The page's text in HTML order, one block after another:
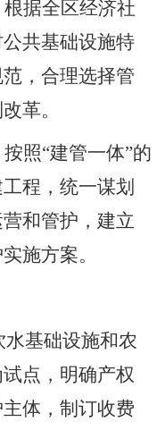
根据全区经济社
共基础设施特
，合理选择管
革。
按照“建管一体”的
程，统一谋划
和管护，建立
施方案。
基础设施和农
点，明确产权
体，制订收费